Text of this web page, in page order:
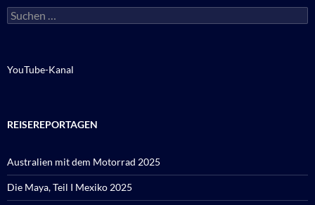
Suchen
nach:
YouTube-Kanal
REISEREPORTAGEN
Australien mit dem Motorrad 2025
Die Maya, Teil I Mexiko 2025